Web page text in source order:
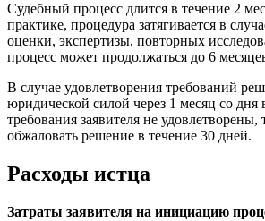
Судебный процесс длится в течение 2
практике, процедура затягивается в
оценки, экспертизы, повторных
процесс может продолжаться до 6
В случае удовлетворения требований
юридической силой через 1 месяц со дня
требования заявителя не
обжаловать решение в течение 30 дней.
Расходы истца
Затраты заявителя на инициацию